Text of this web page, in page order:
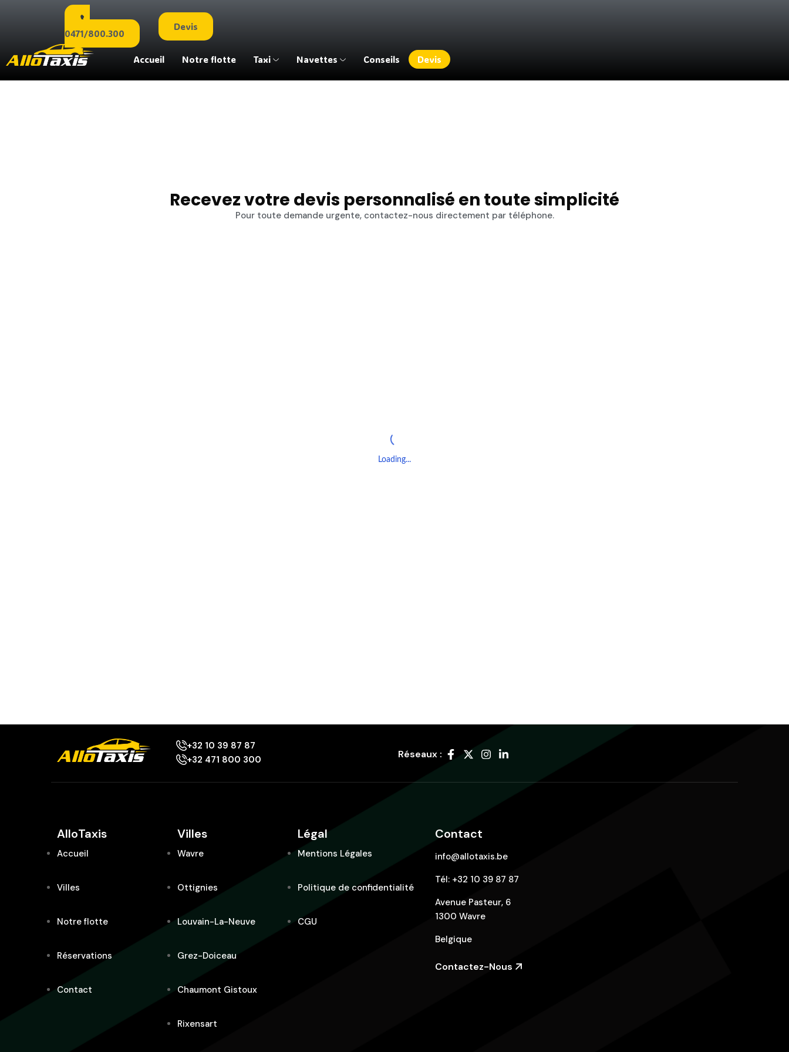
0471/800.300
Devis
Accueil Notre flotte Taxi Navettes Conseils Devis
Recevez votre devis personnalisé en toute simplicité
Pour toute demande urgente, contactez-nous directement par téléphone.
+32 10 39 87 87
+32 471 800 300
Réseaux :
AlloTaxis
Accueil
Villes
Notre flotte
Réservations
Contact
Villes
Wavre
Ottignies
Louvain-La-Neuve
Grez-Doiceau
Chaumont Gistoux
Rixensart
Légal
Mentions Légales
Politique de confidentialité
CGU
Contact
info@allotaxis.be
Tél: +32 10 39 87 87
Avenue Pasteur, 6
1300 Wavre
Belgique
Contactez-Nous